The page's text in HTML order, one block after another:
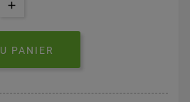
PANIER